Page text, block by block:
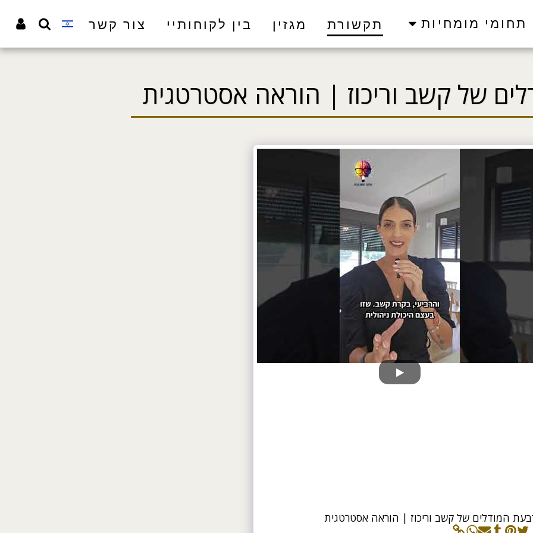
תחומי מומחיות תקשורת מגזין בין לקוחותיי צור קשר
של קשב וריכוז | הוראה אסטרטגית
המודלים של קשב וריכוז | הוראה אסטרטגית